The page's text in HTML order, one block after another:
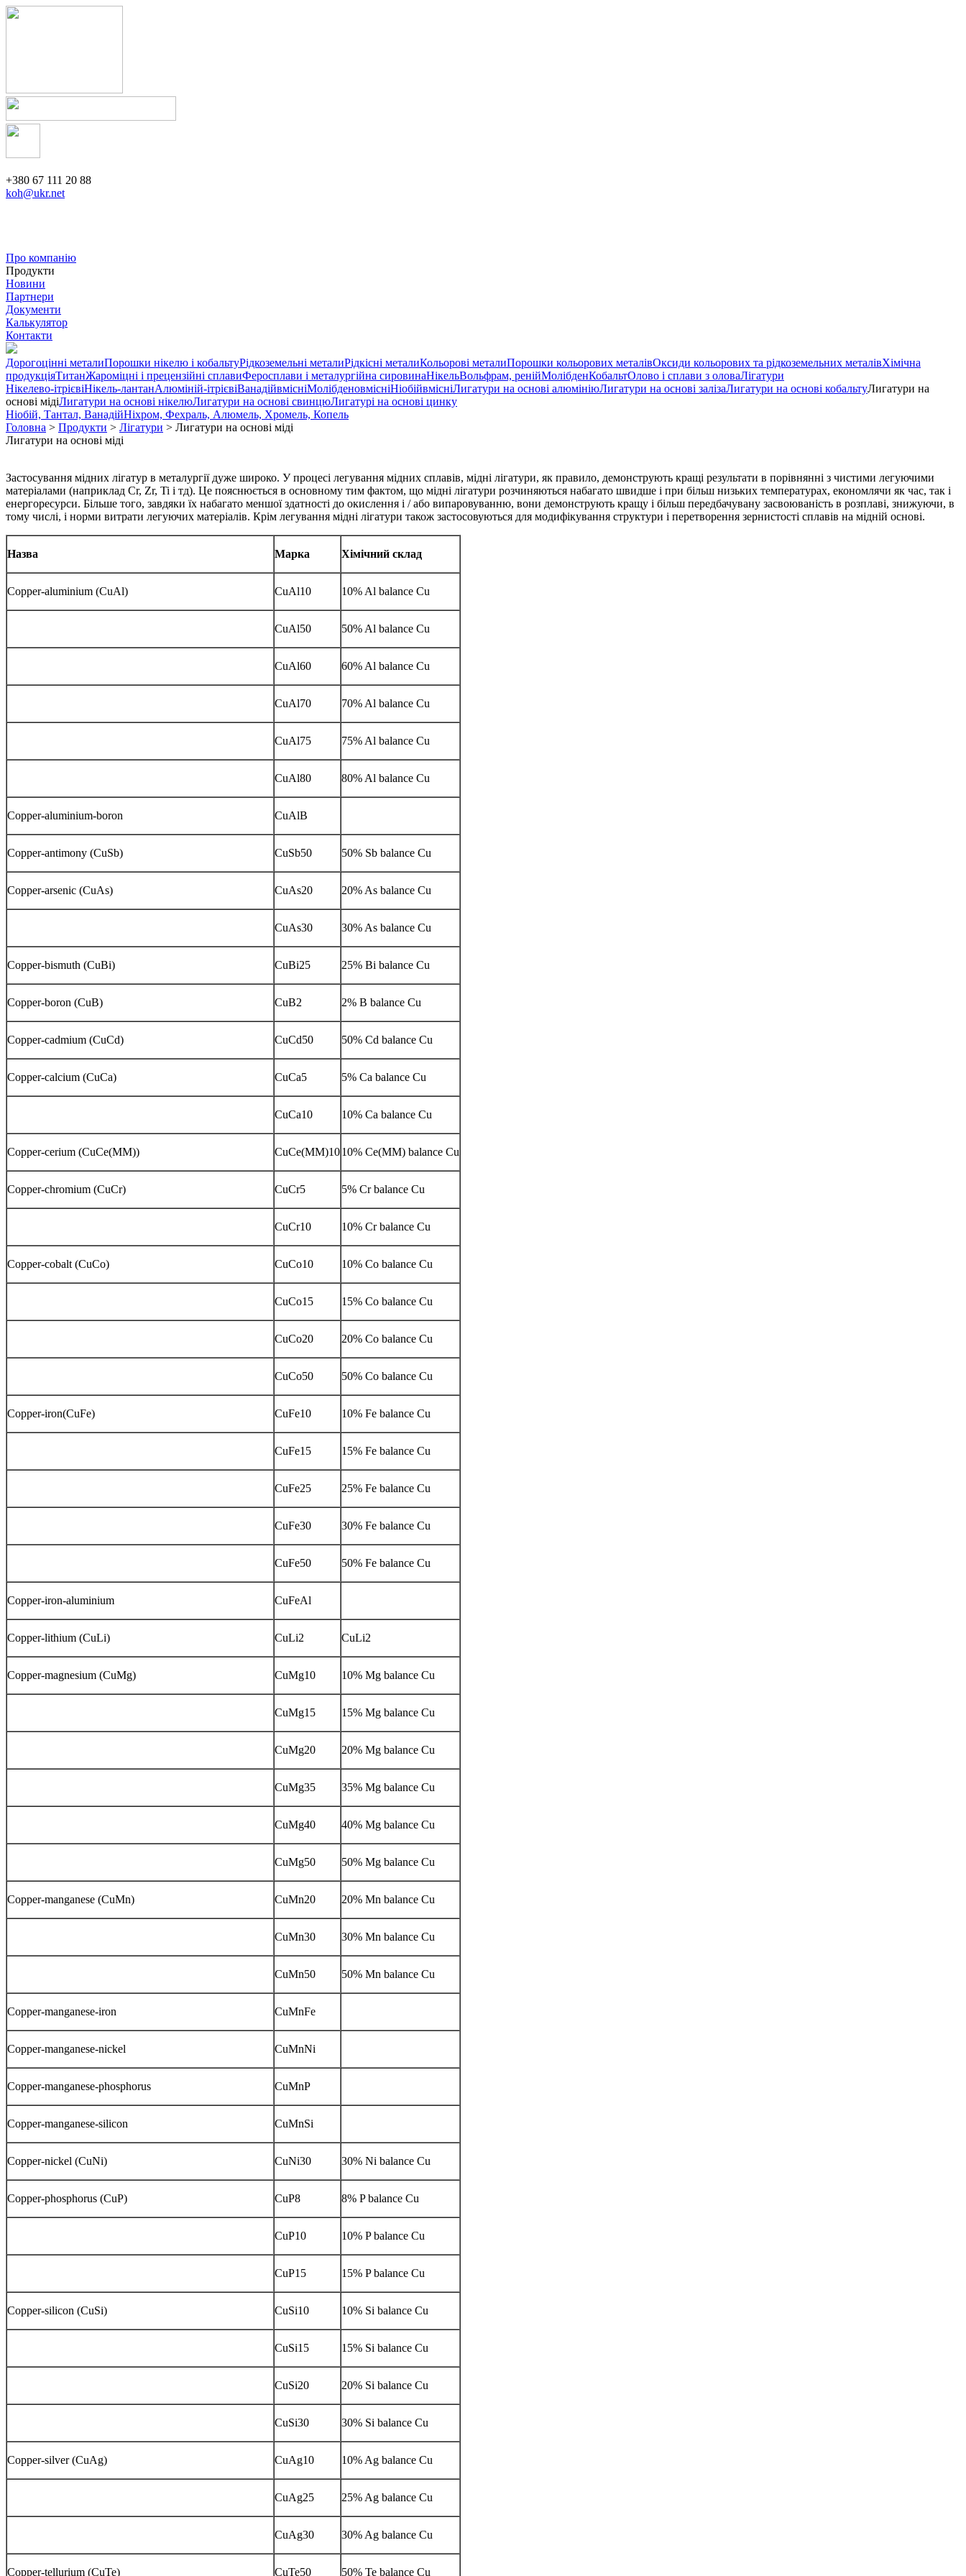
+380 67 111 20 88
koh@ukr.net
Про компанію
Продукти
Новини
Партнери
Документи
Калькулятор
Контакти
Дорогоцінні металиПорошки нікелю і кобальтуРідкоземельні металиРідкісні металиКольорові металиПорошки кольорових металівОксиди кольорових та рідкоземельних металівХімічна
продукціяТитанЖароміцні і прецензійні сплавиФеросплави і металургійна сировинаНікельВольфрам, ренійМолібденКобальтОлово і сплави з оловаЛігатури
Нікелево-ітрієвіНікель-лантанАлюміній-ітрієвіВанадійвмісніМолібденовмісніНіобійвмісніЛигатури на основі алюмініюЛигатури на основі залізаЛигатури на основі кобальтуЛигатури на
основі мідіЛигатури на основі нікелюЛигатури на основі свинцюЛигатурі на основі цинку
Ніобій, Тантал, ВанадійНіхром, Фехраль, Алюмель, Хромель, Копель
Головна > Продукти > Лігатури > Лигатури на основі міді
Лигатури на основі міді
Застосування мідних лігатур в металургії дуже широко. У процесі легування мідних сплавів, мідні лігатури, як правило, демонструють кращі результати в порівнянні з чистими легуючими
матеріалами (наприклад Cr, Zr, Ti і тд). Це пояснюється в основному тим фактом, що мідні лігатури розчиняються набагато швидше і при більш низьких температурах, економлячи як час, так і
енергоресурси. Більше того, завдяки їх набагато меншої здатності до окислення і / або випаровуванню, вони демонструють кращу і більш передбачувану засвоюваність в розплаві, знижуючи, в
тому числі, і норми витрати легуючих матеріалів. Крім легування мідні лігатури також застосовуються для модифікування структури і перетворення зернистості сплавів на мідній основі.
Назва Марка Хімічний склад
Copper-aluminium (CuAl) CuAl10 10% Al balance Cu
CuAl50 50% Al balance Cu
CuAl60 60% Al balance Cu
CuAl70 70% Al balance Cu
CuAl75 75% Al balance Cu
CuAl80 80% Al balance Cu
Copper-aluminium-boron CuAlB
Copper-antimony (CuSb) CuSb50 50% Sb balance Cu
Copper-arsenic (CuAs) CuAs20 20% As balance Cu
CuAs30 30% As balance Cu
Copper-bismuth (CuBi) CuBi25 25% Bi balance Cu
Copper-boron (CuB) CuB2 2% B balance Cu
Copper-cadmium (CuCd) CuCd50 50% Cd balance Cu
Copper-calcium (CuCa) CuCa5 5% Ca balance Cu
CuCa10 10% Ca balance Cu
Copper-cerium (CuCe(MM)) CuCe(MM)1010% Ce(MM) balance Cu
Copper-chromium (CuCr) CuCr5 5% Cr balance Cu
CuCr10 10% Cr balance Cu
Copper-cobalt (CuCo) CuCo10 10% Co balance Cu
CuCo15 15% Co balance Cu
CuCo20 20% Co balance Cu
CuCo50 50% Co balance Cu
Copper-iron(CuFe) CuFe10 10% Fe balance Cu
CuFe15 15% Fe balance Cu
CuFe25 25% Fe balance Cu
CuFe30 30% Fe balance Cu
CuFe50 50% Fe balance Cu
Copper-iron-aluminium CuFeAl
Copper-lithium (CuLi) CuLi2 CuLi2
Copper-magnesium (CuMg) CuMg10 10% Mg balance Cu
CuMg15 15% Mg balance Cu
CuMg20 20% Mg balance Cu
CuMg35 35% Mg balance Cu
CuMg40 40% Mg balance Cu
CuMg50 50% Mg balance Cu
Copper-manganese (CuMn) CuMn20 20% Mn balance Cu
CuMn30 30% Mn balance Cu
CuMn50 50% Mn balance Cu
Copper-manganese-iron CuMnFe
Copper-manganese-nickel CuMnNi
Copper-manganese-phosphorus CuMnP
Copper-manganese-silicon CuMnSi
Copper-nickel (CuNi) CuNi30 30% Ni balance Cu
Copper-phosphorus (CuP) CuP8 8% P balance Cu
CuP10 10% P balance Cu
CuP15 15% P balance Cu
Copper-silicon (CuSi) CuSi10 10% Si balance Cu
CuSi15 15% Si balance Cu
CuSi20 20% Si balance Cu
CuSi30 30% Si balance Cu
Copper-silver (CuAg) CuAg10 10% Ag balance Cu
CuAg25 25% Ag balance Cu
CuAg30 30% Ag balance Cu
Copper-tellurium (CuTe) CuTe50 50% Te balance Cu